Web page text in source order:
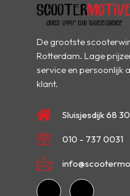
De grootste
Rotterdam. Lage
service en persoonlijk
klant.
Sluisjesdijk 68
010 - 737 0031